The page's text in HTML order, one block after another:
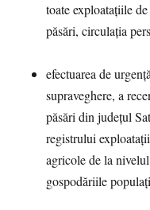
toate exploatațiile
păsări, circulația
efectuarea de
supraveghere, a
păsări din județul
registrului
agricole de la
gospodăriile